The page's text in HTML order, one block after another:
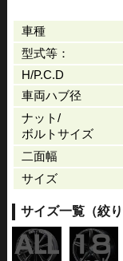
車種
型式等：
H/P.C.D
車両ハブ径
ナット/
ボルトサイズ
二面幅
サイズ
サイズ一覧（絞り